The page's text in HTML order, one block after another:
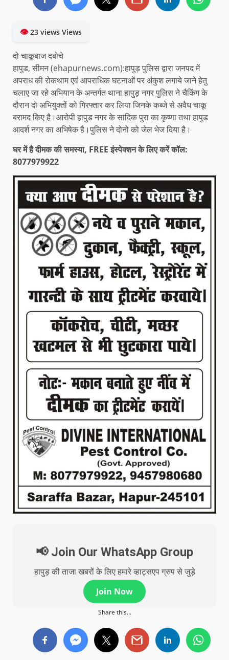
👁23 views Views
दो चाकूबाज दबोचे
हापुड, सीमन (ehapurnews.com):हापुड़ पुलिस द्वारा जनपद में
अपराध की रोकथाम एवं आपराधिक घटनाओं पर अंकुश लगाये जाने हेतु
चलाए जा रहे अभियान के अन्तर्गत थाना हापुड़ नगर पुलिस ने चैकिंग के
दौरान दो अभियुक्तों को गिरफ्तार कर लिया जिनके कब्जे से अवैध चाकू
बरामद किए है।आरोपी हापुड नगर के सादिक पुरा का कृष्णा तथा हापुड
आदर्श नगर का अभिषेक है।पुलिस ने दोनो को जेल भेज दिया है।
घर में है दीमक की समस्या, FREE इंस्पेक्शन के लिए करें कॉल:
8077979922
📢 Join Our WhatsApp Group
हापुड़ की ताजा खबरों के लिए हमारे व्हाट्सएप ग्रुप से जुड़े
Join Now
Share this...